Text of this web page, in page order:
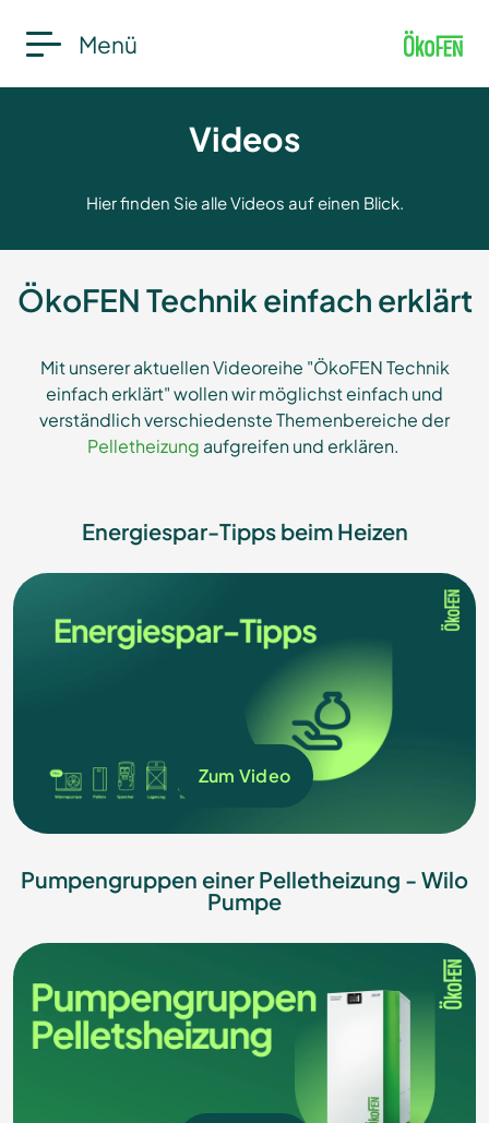
Menü
Videos
Hier finden Sie alle Videos auf einen Blick.
ÖkoFEN Technik einfach erklärt
Mit unserer aktuellen Videoreihe "ÖkoFEN Technik
einfach erklärt" wollen wir möglichst einfach und
verständlich verschiedenste Themenbereiche der
Pelletheizung aufgreifen und erklären.
Energiespar-Tipps beim Heizen
Zum Video
Pumpengruppen einer Pelletheizung - Wilo
Pumpe